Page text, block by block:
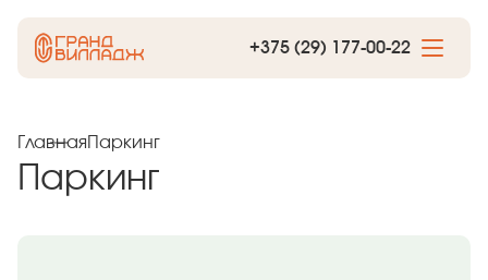
+375 (29) 177-00-22
Главная Паркинг
Паркинг